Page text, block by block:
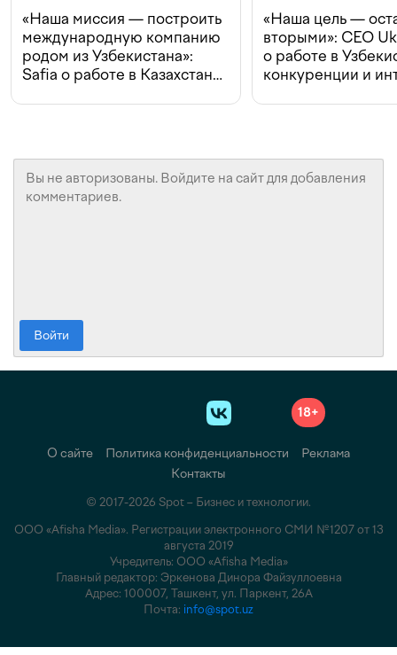
«Наша миссия — построить
международную компанию
родом из Узбекистана»:
Safia о работе в Казахстане,
«Наша цель —
вторыми»: CEO
о работе в
конкуренции и
Войти
18+
О сайте Политика конфиденциальности
Реклама
Контакты
© 2017-2026 Spot – Бизнес и технологии.
ООО «Afisha Media». Регистрации электронного СМИ №1207 от 13
августа 2019
Учредитель: ООО «Afisha Media»
Главный редактор: Эркенова Динора Файзуллоевна
Адрес: 100007, Ташкент, ул. Паркент, 26А
Почта: info@spot.uz